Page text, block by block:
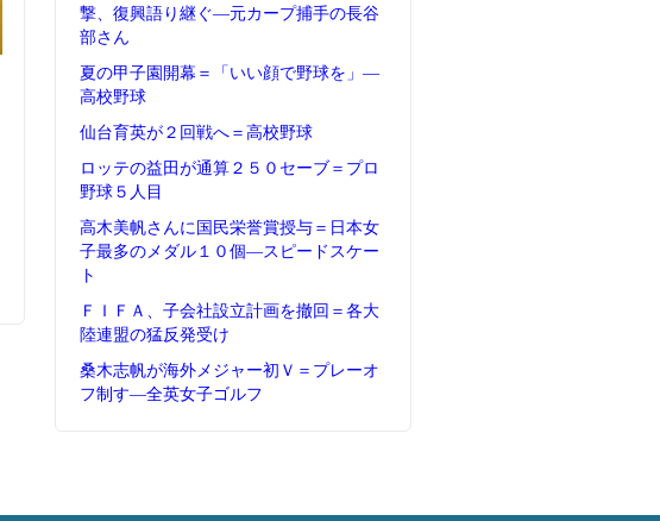
撃、復興語り継ぐ―元カープ捕手の長谷
部さん
夏の甲子園開幕＝「いい顔で野球を」―
高校野球
仙台育英が２回戦へ＝高校野球
ロッテの益田が通算２５０セーブ＝プロ
野球５人目
高木美帆さんに国民栄誉賞授与＝日本女
子最多のメダル１０個―スピードスケー
ト
ＦＩＦＡ、子会社設立計画を撤回＝各大
陸連盟の猛反発受け
桑木志帆が海外メジャー初Ｖ＝プレーオ
フ制す―全英女子ゴルフ